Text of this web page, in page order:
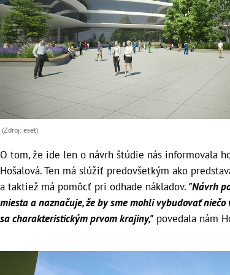
(Zdroj: eset)
O tom, že ide len o návrh štúdie nás informovala
Hošalová. Ten má slúžiť predovšetkým ako
a taktiež má pomôcť pri odhade nákladov. "Návrh
miesta a naznačuje, že by sme mohli vybudovať
sa charakteristickým prvom krajiny," povedala nám